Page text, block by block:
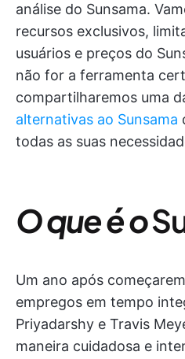
análise do Sunsama.
recursos exclusivos,
usuários e preços do
não for a ferramenta
compartilharemos uma
alternativas ao Sunsama
todas as suas
O que é o
Um ano após
empregos em tempo
Priyadarshy e Travis
maneira cuidadosa e